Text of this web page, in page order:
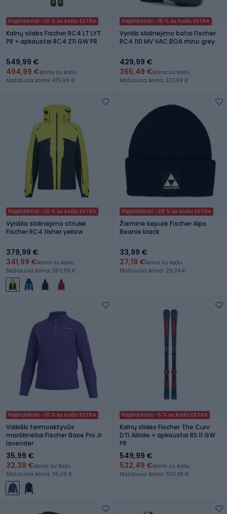
Papildomai -10 % su kodu EXTRA
Kalnų slidės Fischer RC4 LT LYT
PR + apkaustai RC4 Z11 GW PR
549,99 €
494,99 €kaina su kodu
Mažiausia kaina: 476,99 €
Papildomai -15 % su kodu EXTRA
Vyriški slidinėjimo batai Fischer
RC4 110 MV VAC BOA rhino grey
429,99 €
365,49 €kaina su kodu
Mažiausia kaina: 327,99 €
Papildomai -10 % su kodu EXTRA
Vyriška slidinėjimo striukė
Fischer RC4 fisher yellow
379,99 €
341,99 €kaina su kodu
Mažiausia kaina: 360,99 €
Papildomai -20 % su kodu EXTRA
Žieminė kepurė Fischer Alps
Beanie black
33,99 €
27,19 €kaina su kodu
Mažiausia kaina: 29,24 €
Papildomai -10 % su kodu EXTRA
Vaikiški termoaktyvūs
marškinėliai Fischer Base Pro Jr
lavender
35,99 €
32,39 €kaina su kodu
Mažiausia kaina: 35,09 €
Papildomai -5 % su kodu EXTRA
Kalnų slidės Fischer The Curv
DTI Allride + apkaustai RS 11 GW
PR
549,99 €
522,49 €kaina su kodu
Mažiausia kaina: 503,49 €